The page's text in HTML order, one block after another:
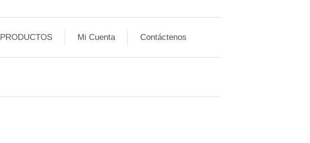
PRODUCTOS Mi Cuenta Contáctenos